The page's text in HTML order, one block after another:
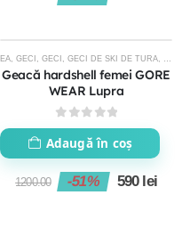
,IMBRACAMINTE FEMEI, IMBRACAMINTE
EA, GECI , GECI , GECI DE SKI DE TURA,
Geacă hardshell femei GORE
WEAR Lupra
0out of 5
Adaugă în coș
1200.00 -51% 590 lei